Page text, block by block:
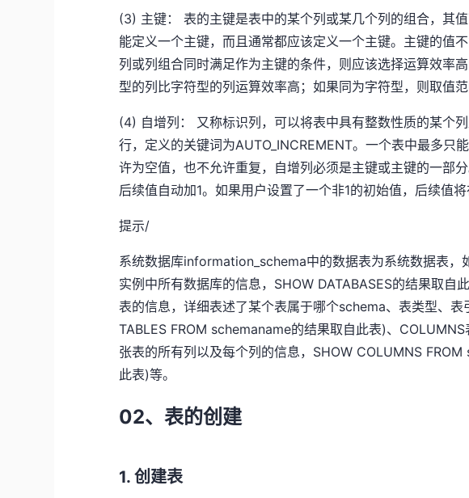
(3) 主键： 表的主键是表中的某个列或某几个列的组合，其
能定义一个主键，而且通常都应该定义一个主键。主键的值
列或列组合同时满足作为主键的条件，则应该选择运算效率
型的列比字符型的列运算效率高；如果同为字符型，则取值
(4) 自增列： 又称标识列，可以将表中具有整数性质的某个
行，定义的关键词为AUTO_INCREMENT。一个表中最多只
许为空值，也不允许重复，自增列必须是主键或主键的一部
后续值自动加1。如果用户设置了一个非1的初始值，后续值将
提示/
系统数据库information_schema中的数据表为系统数据表，
实例中所有数据库的信息，SHOW DATABASES的结果取自
表的信息，详细表述了某个表属于哪个schema、表类型、
TABLES FROM schemaname的结果取自此表)、
张表的所有列以及每个列的信息，SHOW COLUMNS
此表)等。
02、表的创建
1. 创建表